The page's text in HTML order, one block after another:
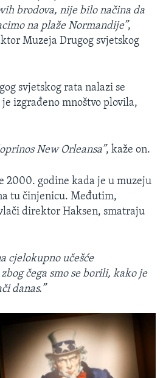
brodova, nije bilo načina da
na plaže Normandije”,
Muzeja Drugog svjetskog
svjetskog rata nalazi se
izgrađeno mnoštvo plovila,
New Orleansa”, kaže on.
2000. godine kada je u muzeju
tu činjenicu. Međutim,
direktor Haksen, smatraju
cjelokupno učešće
čega smo se borili, kako je
danas.”